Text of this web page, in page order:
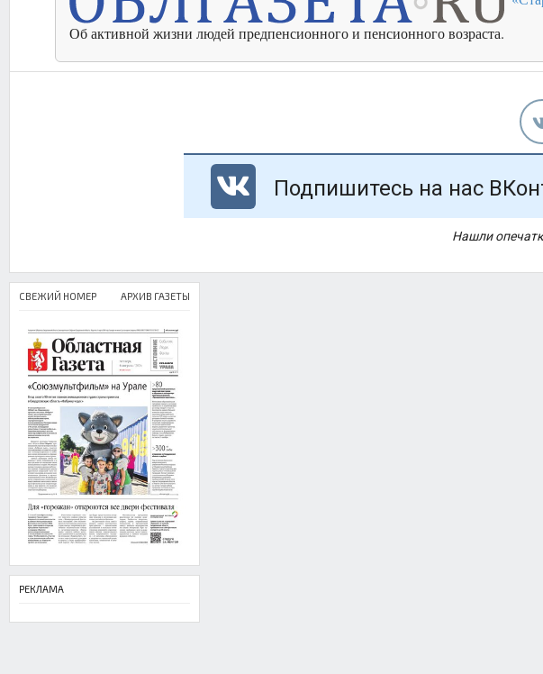
Об активной жизни людей предпенсионного и пенсионного возраста.
Подпишитесь на нас
Нашли
СВЕЖИЙ НОМЕР АРХИВ ГАЗЕТЫ
РЕКЛАМА